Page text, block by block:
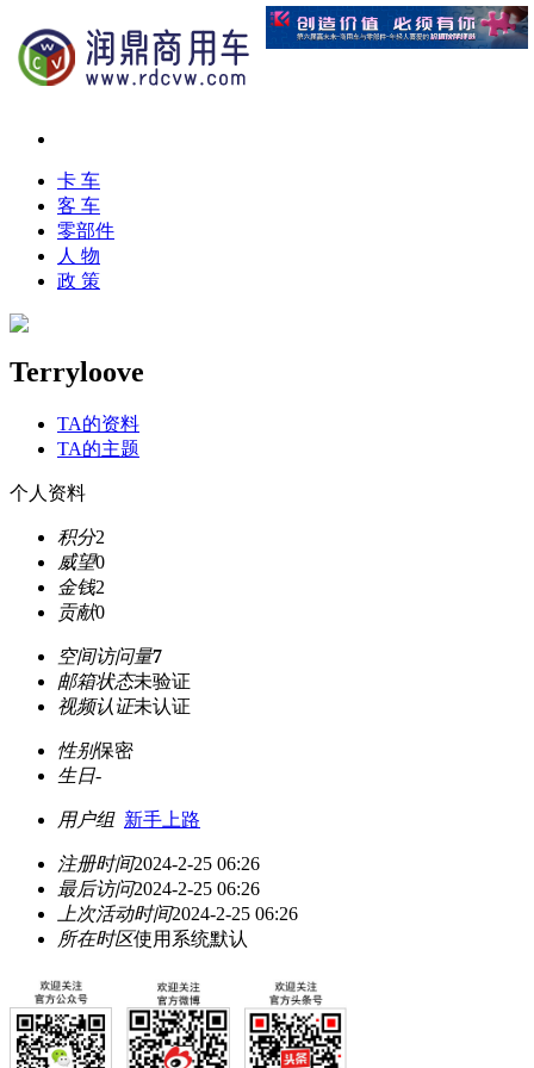
卡 车
客 车
零部件
人 物
政 策
Terryloove
TA的资料
TA的主题
个人资料
积分2
威望0
金钱2
贡献0
空间访问量7
邮箱状态未验证
视频认证未认证
性别保密
生日-
用户组 新手上路
注册时间2024-2-25 06:26
最后访问2024-2-25 06:26
上次活动时间2024-2-25 06:26
所在时区使用系统默认